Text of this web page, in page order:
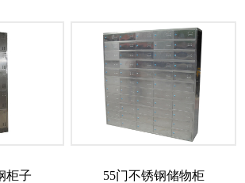
柜子 55门不锈钢储物柜